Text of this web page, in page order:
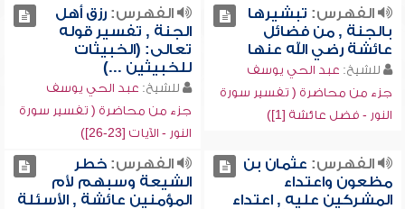
الفهرس: تبشيرها
بالجنة , من فضائل
عائشة رضي الله عنها
للشيخ: عبد الحي يوسف
جزء من محاضرة ( تفسير سورة
النور - فضل عائشة [1])
الفهرس:رزق أهل
الجنة , تفسير قوله
تعالى: (الخبيثات
للخبيثين ...)
للشيخ: عبد الحي يوسف
جزء من محاضرة ( تفسير سورة
النور - الآيات [23-26])
الفهرس: عثمان بن
مظعون واعتداء
المشركين عليه , اعتداء
الفهرس:خطر
الشيعة وسبهم لأم
المؤمنين عائشة , الأسئلة